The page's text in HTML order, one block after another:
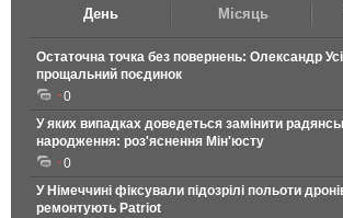
День Місяць
Остаточна точка без повернень: Олександр
прощальний поєдинок
0
У яких випадках доведеться замінити
народження: роз'яснення Мін'юсту
0
У Німеччині фіксували підозрілі польоти
ремонтують Patriot